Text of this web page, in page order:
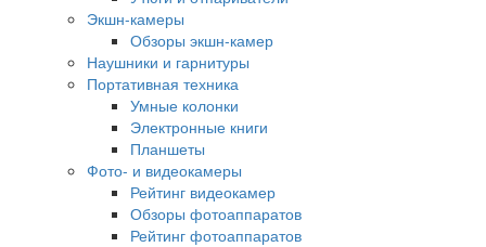
Экшн-камеры
Обзоры экшн-камер
Наушники и гарнитуры
Портативная техника
Умные колонки
Электронные книги
Планшеты
Фото- и видеокамеры
Рейтинг видеокамер
Обзоры фотоаппаратов
Рейтинг фотоаппаратов